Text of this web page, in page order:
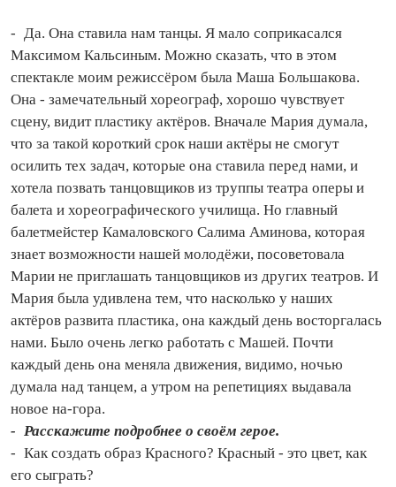
- Да. Она ставила нам танцы. Я мало соприкасался
Максимом Кальсиным. Можно сказать, что в этом
спектакле моим режиссёром была Маша Большакова.
Она - замечательный хореограф, хорошо чувствует
сцену, видит пластику актёров. Вначале Мария думала,
что за такой короткий срок наши актёры не смогут
осилить тех задач, которые она ставила перед нами, и
хотела позвать танцовщиков из труппы театра оперы и
балета и хореографического училища. Но главный
балетмейстер Камаловского Салима Аминова, которая
знает возможности нашей молодёжи, посоветовала
Марии не приглашать танцовщиков из других театров. И
Мария была удивлена тем, что насколько у наших
актёров развита пластика, она каждый день восторгалась
нами. Было очень легко работать с Машей. Почти
каждый день она меняла движения, видимо, ночью
думала над танцем, а утром на репетициях выдавала
новое на‑гора.
- Расскажите подробнее о своём герое.
- Как создать образ Красного? Красный - это цвет, как
его сыграть?